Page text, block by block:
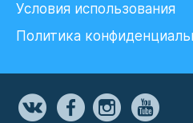
Условия использования
Политика